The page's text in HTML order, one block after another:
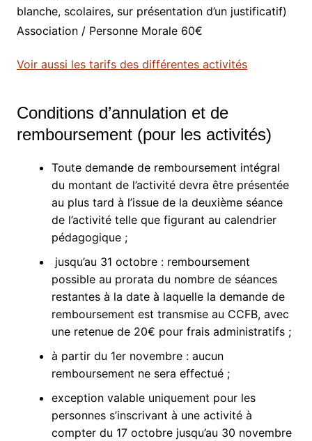
blanche, scolaires, sur présentation d’un justificatif)
Association / Personne Morale 60€
Voir aussi les tarifs des différentes activités
Conditions d’annulation et de
remboursement (pour les activités)
Toute demande de remboursement intégral
du montant de l’activité devra être présentée
au plus tard à l’issue de la deuxième séance
de l’activité telle que figurant au calendrier
pédagogique ;
jusqu’au 31 octobre : remboursement
possible au prorata du nombre de séances
restantes à la date à laquelle la demande de
remboursement est transmise au CCFB, avec
une retenue de 20€ pour frais administratifs ;
à partir du 1er novembre : aucun
remboursement ne sera effectué ;
exception valable uniquement pour les
personnes s’inscrivant à une activité à
compter du 17 octobre jusqu’au 30 novembre